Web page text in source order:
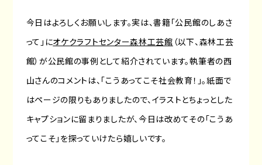
今日はよろしくお願いします。実は、書籍「公民館のしあさ
って」にオケクラフトセンター森林工芸館 （以下、森林工芸
館）が公民館の事例として紹介されています。執筆者の西
山さんのコメントは、「こうあってこそ社会教育！」。紙面で
はページの限りもありましたので、イラストとちょっとした
キャプションに留まりましたが、今日は改めてその「こうあ
ってこそ」を探っていけたら嬉しいです。